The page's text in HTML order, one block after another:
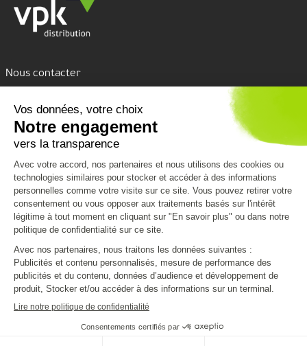
Nous contacter
Nous découvrir
Nous connaître
VPK Group
Environnement
Code de conduite
Nous rejoindre
Nos services
Conditions de livraison
Emballages personnalisés
Clients Grands Comptes
Vous aider
Formulaire de contact
Infos pratiques
CGV Mentions légales
Politique de confidentialité et cookies
Plan du site
2023 - Made by Blackbird